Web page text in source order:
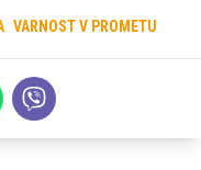
VARNOST V PROMETU